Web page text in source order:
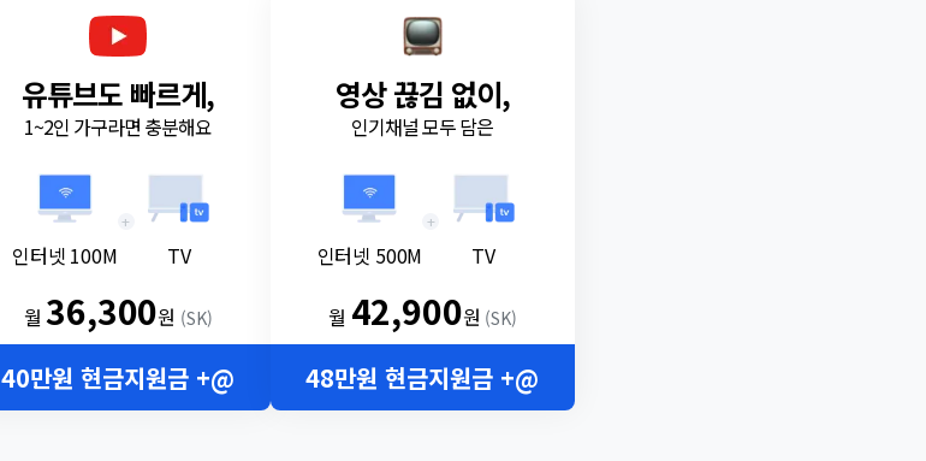
유튜브도 빠르게,
1~2인 가구라면 충분해요
인터넷 100M
+
TV
월36,300원 (SK)
40만원 현금지원금 +@
영상 끊김 없이,
인기채널 모두 담은
인터넷 500M
+
TV
월 42,900원 (SK)
48만원 현금지원금 +@